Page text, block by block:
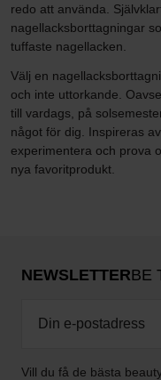
redo att använda.
nagellacksborttagningar
tuffaste nagellacken.
Välj en
och inte uttorkande.
till vardags, på
något för dig. Inspireras
experimentera och prova
nya favoritprodukt.
NEWSLETTERBE
Vill du få de bästa